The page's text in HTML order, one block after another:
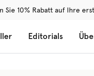
Sie 10% Rabatt auf Ihre
Editorials